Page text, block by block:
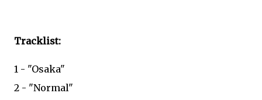
Tracklist:
1 - "Osaka"
2 - "Normal"